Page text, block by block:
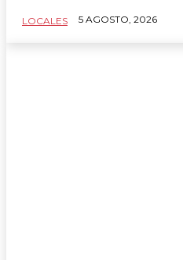
LOCALES 5 AGOSTO, 2026